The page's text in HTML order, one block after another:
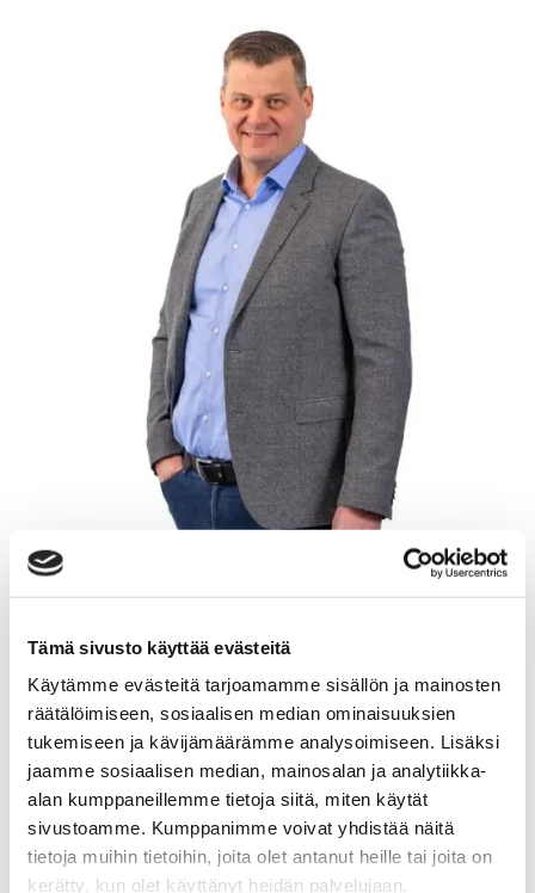
Tämä sivusto käyttää evästeitä
Käytämme evästeitä tarjoamamme sisällön ja mainosten
räätälöimiseen, sosiaalisen median ominaisuuksien
tukemiseen ja kävijämäärämme analysoimiseen. Lisäksi
jaamme sosiaalisen median, mainosalan ja analytiikka-
alan kumppaneillemme tietoja siitä, miten käytät
sivustoamme. Kumppanimme voivat yhdistää näitä
tietoja muihin tietoihin, joita olet antanut heille tai joita on
kerätty, kun olet käyttänyt heidän palvelujaan.
OSSI PIETILÄINEN
Myyntineuvottelija
Sp-Koti Mikkeli | Etelä-Savon Huoneistomarkkinat Oy
+358 44 987 0930
WhatsApp